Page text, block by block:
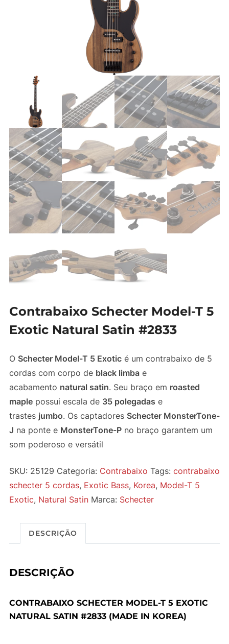
Contrabaixo Schecter Model-T 5
Exotic Natural Satin #2833
O Schecter Model-T 5 Exoticé um contrabaixo de 5
cordas com corpo de black limbae
acabamento natural satin. Seu braço em roasted
maplepossui escala de 35 polegadas e
trastes jumbo. Os captadores Schecter MonsterTone-
J na ponte e MonsterTone-Pno braço garantem um
som poderoso e versátil
SKU: 25129 Categoria: Contrabaixo Tags: contrabaixo
schecter 5 cordas, Exotic Bass, Korea, Model-T 5
Exotic, Natural Satin Marca: Schecter
DESCRIÇÃO
DESCRIÇÃO
CONTRABAIXO SCHECTER MODEL-T 5 EXOTIC
NATURAL SATIN #2833 (MADE IN KOREA)